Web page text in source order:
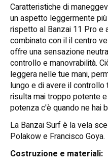
Caratteristiche di
un aspetto leggermente
rispetto al Banzai 11 Pro e
combinato con il il centro
offre una sensazione
controllo e manovrabilità.
leggera nelle tue mani,
lungo e di avere il
risulta mai troppo potente
potenza c'è quando ne hai
La Banzai Surf è la vela
Polakow e Francisco Goya.
Costruzione e materiali: